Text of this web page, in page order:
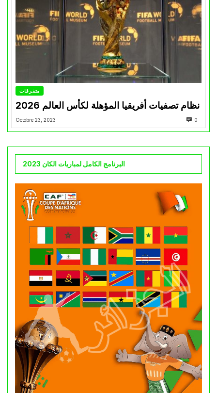
متفرقات
نظام تصفيات أفريقيا المؤهلة لكأس العالم 2026
Octobre 23, 2023 0
البرنامج الكامل لمباريات الكان 2023